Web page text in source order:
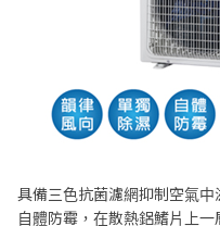
具備三色抗菌濾網抑制空氣
自體防霉，在散熱鋁鰭片上